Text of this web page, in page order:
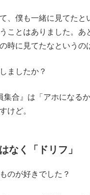
僕も一緒に見てたと
ことはありました。あ
に見てたなというの
ましたか？
合』は「アホになる
けど。
なく「ドリフ」
のが好きでした？